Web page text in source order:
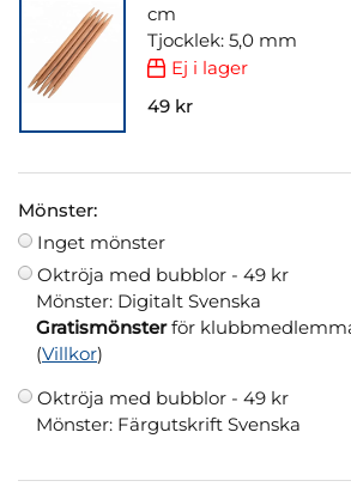
cm
Tjocklek: 5,0 mm
Ej i lager
49 kr
Mönster:
Inget mönster
Oktröja med bubblor - 49 kr
Mönster: Digitalt Svenska
Gratismönsterför
(Villkor)
Oktröja med bubblor - 49 kr
Mönster: Färgutskrift Svenska